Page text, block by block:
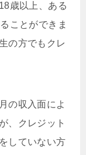
歳以上、ある
ことができま
の方でもクレ
の収入面によ
、クレジット
していない方